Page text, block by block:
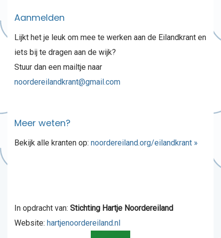
Aanmelden
Lijkt het je leuk om mee te werken aan de Eilandkrant en
iets bij te dragen aan de wijk?
Stuur dan een mailtje naar
noordereilandkrant@gmail.com
Meer weten?
Bekijk alle kranten op: noordereiland.org/eilandkrant »
In opdracht van: Stichting Hartje Noordereiland
Website: hartjenoordereiland.nl